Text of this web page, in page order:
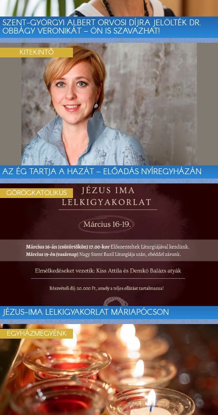
SZENT-GYÖRGYI ALBERT ORVOSI DÍJRA JELÖLTÉK DR.
OBBÁGY VERONIKÁT – ÖN IS SZAVAZHAT!
AZ ÉG TARTJA A HAZÁT – ELŐADÁS NYÍREGYHÁZÁN
KITEKINTŐ
JÉZUS-IMA LELKIGYAKORLAT MÁRIAPÓCSON
GÖRÖGKATOLIKUS
EGYHÁZMEGYÉNK